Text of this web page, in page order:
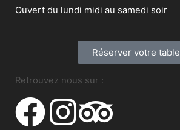
Ouvert du lundi midi au samedi soir
Réserver votre table
Retrouvez nous sur :